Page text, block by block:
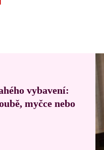
vybavení:
myčce nebo